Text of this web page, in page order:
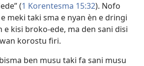
(1 Korentesma 15:32). Nofo
meki taki sma e nyan èn e dringi
e kisi broko-ede, ma den sani disi
korostu firi.
ben musu taki fa sani musu